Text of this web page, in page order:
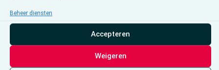
Beheer diensten
Accepteren
Weigeren
verdriet. het kan dat de
behoefte groeit om met
iemand te praten over het
verlies, over al die gevoelens
die je soms overspoelen.